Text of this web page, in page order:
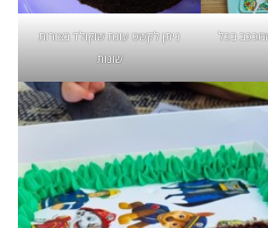
בכל
ניתן לקשט עוגת שוקולד בצורות
שונות